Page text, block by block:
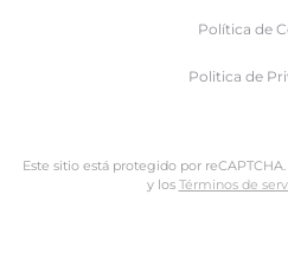
Política de
Politica de
Este sitio está protegido por
y los Términos de